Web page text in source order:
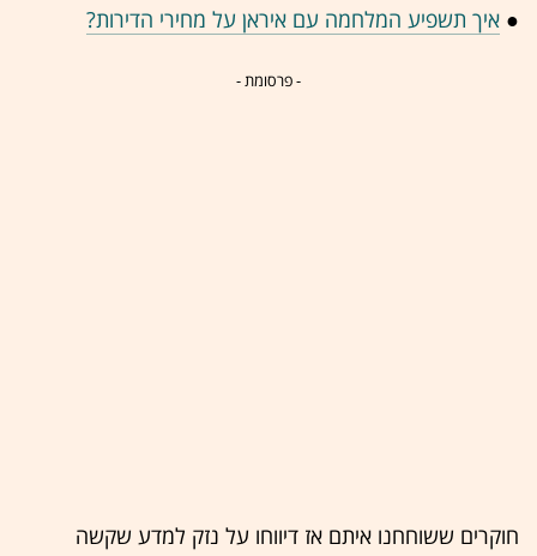
● איך תשפיע המלחמה עם איראן על מחירי הדירות?
- פרסומת -
חוקרים ששוחחנו איתם אז דיווחו על נזק למדע שקשה